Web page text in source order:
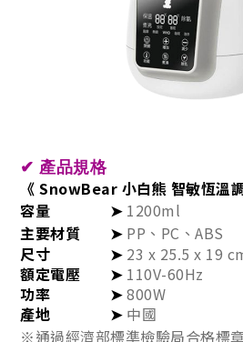
✔ 產品規格
《 SnowBear 小白熊 智敏恆溫
容量
➤ 1200ml
主要材質
➤ PP、PC、ABS
尺寸
➤ 23 x 25.5 x 19
額定電壓
➤ 110V-60Hz
功率
➤800W
產地
➤ 中國
※通過經濟部標準檢驗局合格標